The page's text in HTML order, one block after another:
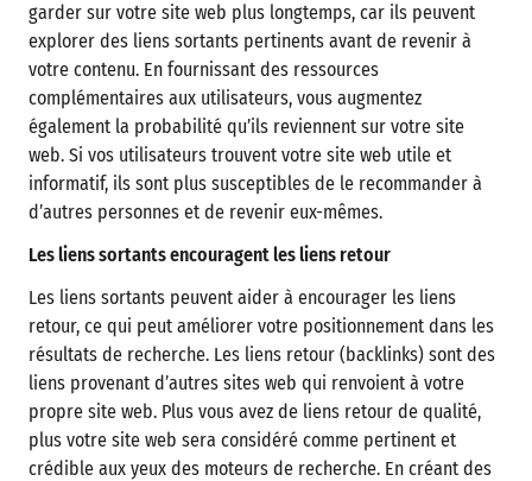
garder sur votre site web plus longtemps, car ils peuvent
explorer des liens sortants pertinents avant de revenir à
votre contenu. En fournissant des ressources
complémentaires aux utilisateurs, vous augmentez
également la probabilité qu’ils reviennent sur votre site
web. Si vos utilisateurs trouvent votre site web utile et
informatif, ils sont plus susceptibles de le recommander à
d’autres personnes et de revenir eux-mêmes.
Les liens sortants encouragent les liens retour
Les liens sortants peuvent aider à encourager les liens
retour, ce qui peut améliorer votre positionnement dans les
résultats de recherche. Les liens retour (backlinks) sont des
liens provenant d’autres sites web qui renvoient à votre
propre site web. Plus vous avez de liens retour de qualité,
plus votre site web sera considéré comme pertinent et
crédible aux yeux des moteurs de recherche. En créant des